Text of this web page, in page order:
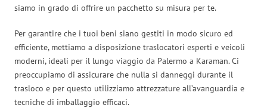
siamo in grado di offrire un pacchetto su misura per te.
Per garantire che i tuoi beni siano gestiti in modo sicuro ed
efficiente, mettiamo a disposizione traslocatori esperti e veicoli
moderni, ideali per il lungo viaggio da Palermo a Karaman. Ci
preoccupiamo di assicurare che nulla si danneggi durante il
trasloco e per questo utilizziamo attrezzature all’avanguardia e
tecniche di imballaggio efficaci.